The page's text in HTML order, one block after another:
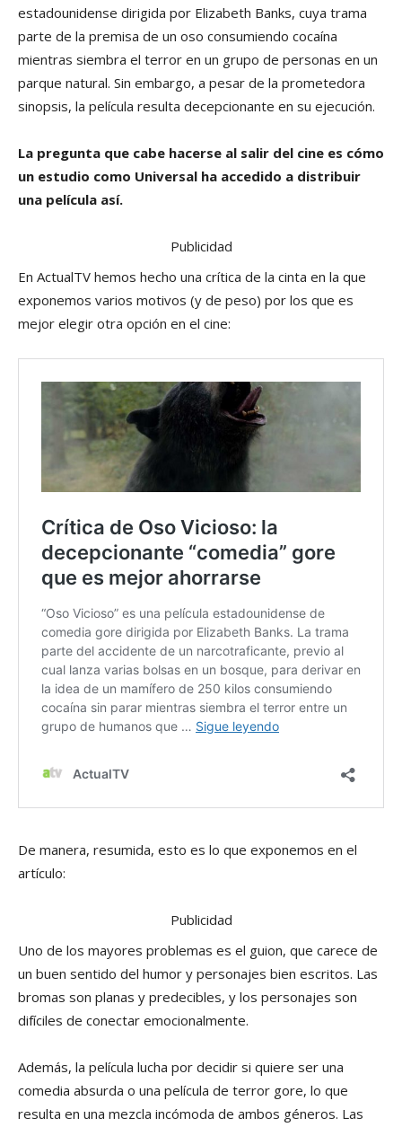
estadounidense dirigida por Elizabeth Banks, cuya trama
parte de la premisa de un oso consumiendo cocaína
mientras siembra el terror en un grupo de personas en un
parque natural. Sin embargo, a pesar de la prometedora
sinopsis, la película resulta decepcionante en su ejecución.
La pregunta que cabe hacerse al salir del cine es cómo
un estudio como Universal ha accedido a distribuir
una película así.
Publicidad
En ActualTV hemos hecho una crítica de la cinta en la que
exponemos varios motivos (y de peso) por los que es
mejor elegir otra opción en el cine:
De manera, resumida, esto es lo que exponemos en el
artículo:
Publicidad
Uno de los mayores problemas es el guion, que carece de
un buen sentido del humor y personajes bien escritos. Las
bromas son planas y predecibles, y los personajes son
difíciles de conectar emocionalmente.
Además, la película lucha por decidir si quiere ser una
comedia absurda o una película de terror gore, lo que
resulta en una mezcla incómoda de ambos géneros. Las